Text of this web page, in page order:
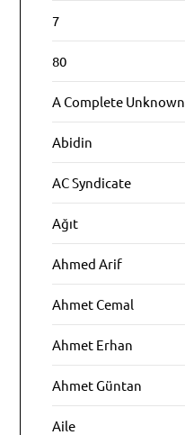
7
80
A Complete Unknown
Abidin
AC Syndicate
Ağıt
Ahmed Arif
Ahmet Cemal
Ahmet Erhan
Ahmet Güntan
Aile